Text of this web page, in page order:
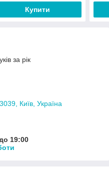
Купити
за рік
Київ, Україна
19:00